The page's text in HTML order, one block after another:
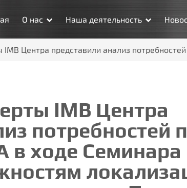
О нас Наша деятельность
IMB Центра представили анализ
IMB Центра
потребностей
в ходе Семинара